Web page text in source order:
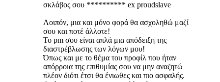
σκλάβος σου ********** ex proudslave
Λοιπόν, μια και μόνο φορά θα ασχοληθώ μαζί
σου και ποτέ άλλοτε!
Το pm σου είναι απλά μια απόδειξη της
διαστρέβλωσης των λόγων μου!
Όπως και με το θέμα του προφίλ που ήταν
απόρροια της επιθυμίας σου να μην αναζητώ
πλέον διότι έτσι θα ένιωθες και πιο ασφαλής.